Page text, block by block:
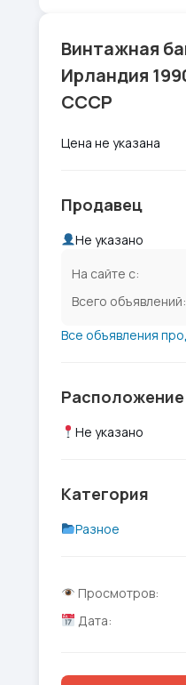
Винтажная
Ирландия
СССР
Цена не указана
Продавец
Не указано
На сайте с:
Всего объявлений:
Все объявления
Расположение
Не указано
Категория
Разное
Просмотров:
Дата: